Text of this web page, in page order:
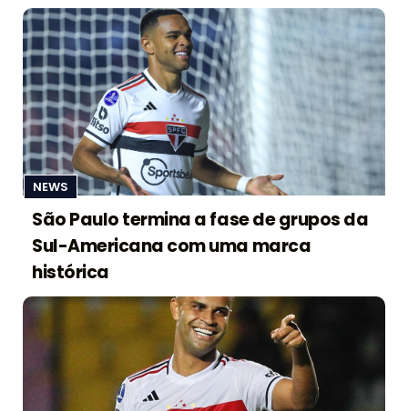
NEWS
São Paulo termina a fase de grupos da
Sul-Americana com uma marca
histórica